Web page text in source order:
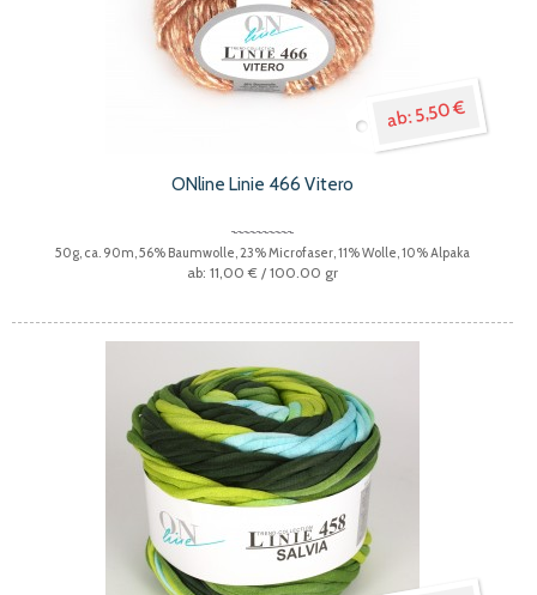
5,50 €
ONline Linie 466 Vitero
50g, ca. 90m, 56% Baumwolle, 23% Microfaser, 11% Wolle, 10% Alpaka
11,00 € / 100.00 gr